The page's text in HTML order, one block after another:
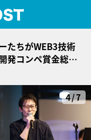
たちがWEB3技術
発コンペ賞金総額
4/7